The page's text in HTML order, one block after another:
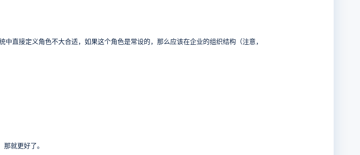
直接定义角色不大合适，如果这个角色是常设的，那么应该在企业的组织结构（注意，
就更好了。